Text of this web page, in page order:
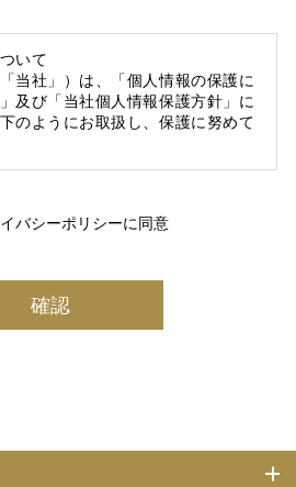
いて
当社」）は、「個人情報の保護に
及び「当社個人情報保護方針」に
のようにお取扱し、保護に努めて
部を個人データとして保有
する社員及び社員の扶養親族、及
成する継続的契約関係のある個人
ご旅行の申込みの際にお申出いた
お客様との連絡のために利用させ
バシーポリシーに同意